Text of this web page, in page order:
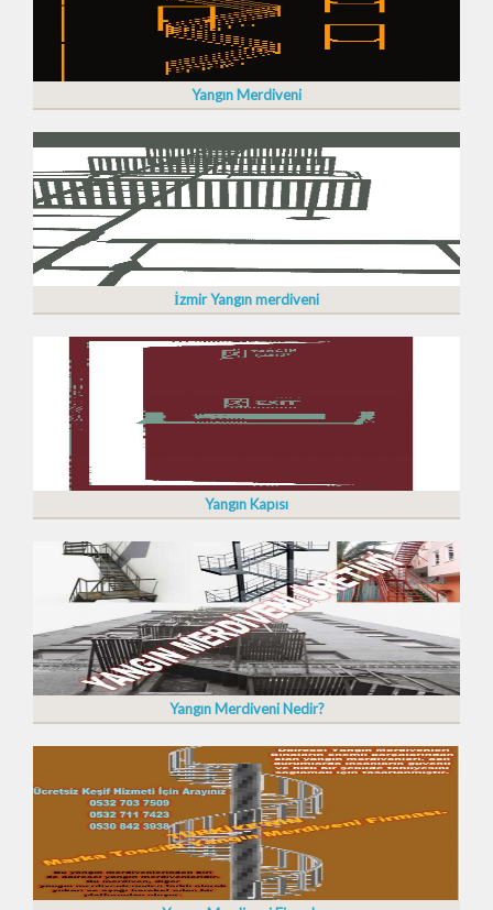
Yangın Merdiveni
İzmir Yangın merdiveni
Yangın Kapısı
Yangın Merdiveni Nedir?